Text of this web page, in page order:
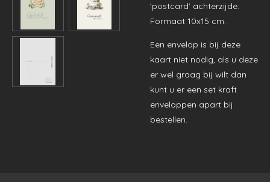
'postcard' achterzijde.
Formaat 10x15 cm.
Een envelop is bij deze
kaart niet nodig, als u deze
er wel graag bij wilt dan
kunt u er een set kraft
enveloppen apart bij
bestellen.